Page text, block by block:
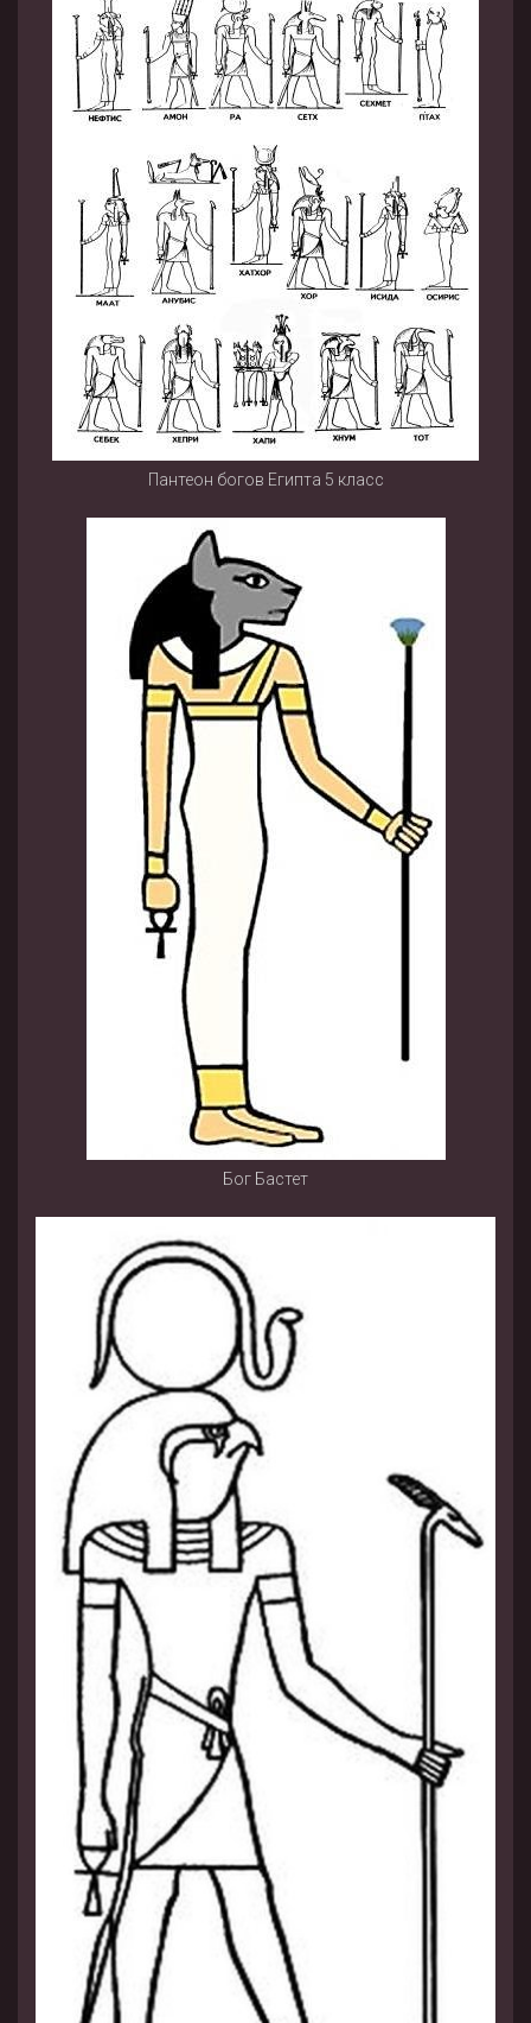
Пантеон богов Египта 5 класс
Бог Бастет